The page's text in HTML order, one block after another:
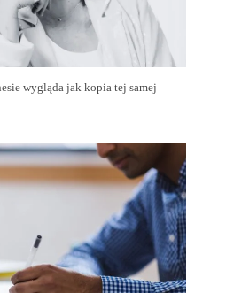
wygląda jak kopia tej samej